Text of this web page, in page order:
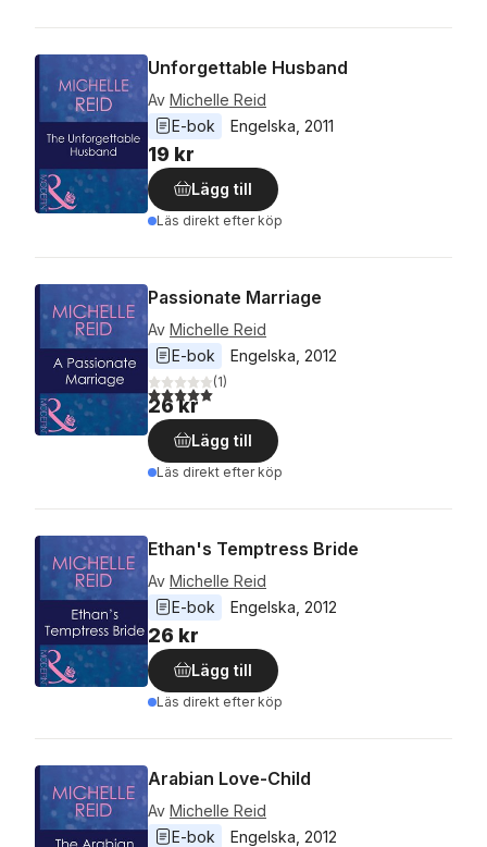
Unforgettable Husband
Av Michelle Reid
E-bok
Engelska 2011
19 kr
Lägg till
Läs direkt efter köp
Passionate Marriage
Av Michelle Reid
E-bok
Engelska 2012
5,0utav 5 stjärnor. Totalt antal röster:
(1)
26 kr
Lägg till
Läs direkt efter köp
Ethan's Temptress Bride
Av Michelle Reid
E-bok
Engelska 2012
26 kr
Lägg till
Läs direkt efter köp
Arabian Love-Child
Av Michelle Reid
E-bok
Engelska 2012